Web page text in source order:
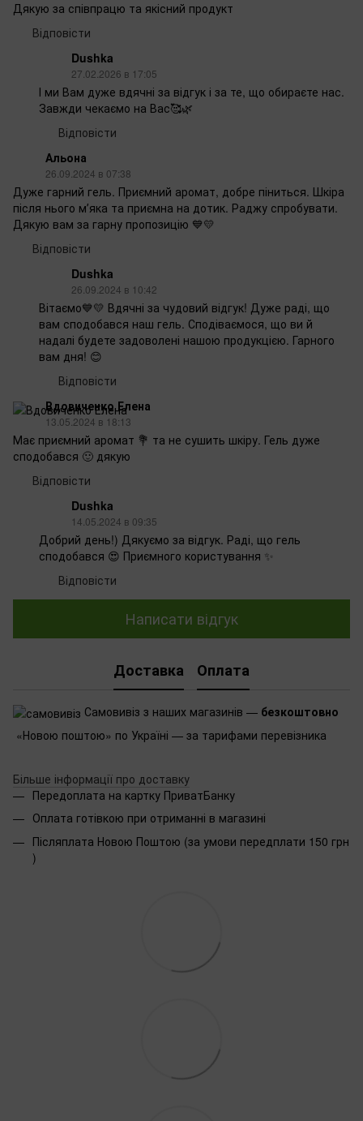
Дякую за співпрацю та якісний продукт
Відповісти
Dushka
27.02.2026 в 17:05
І ми Вам дуже вдячні за відгук і за те, що обираєте нас.
Завжди чекаємо на Вас🥰🌿
Відповісти
Альона
26.09.2024 в 07:38
Дуже гарний гель. Приємний аромат, добре піниться. Шкіра
після нього мʼяка та приємна на дотик. Раджу спробувати.
Дякую вам за гарну пропозицію 💙💛
Відповісти
Dushka
26.09.2024 в 10:42
Вітаємо💙💛 Вдячні за чудовий відгук! Дуже раді, що
вам сподобався наш гель. Сподіваємося, що ви й
надалі будете задоволені нашою продукцією. Гарного
вам дня! 😊
Відповісти
Вдовиченко Елена
13.05.2024 в 18:13
Має приємний аромат 💐 та не сушить шкіру. Гель дуже
сподобався 🙂 дякую
Відповісти
Dushka
14.05.2024 в 09:35
Добрий день!) Дякуємо за відгук. Раді, що гель
сподобався 😍 Приємного користування ✨
Відповісти
Написати відгук
Доставка Оплата
Самовивіз з наших магазинів — безкоштовно
«Новою поштою» по Україні — за тарифами перевізника
Більше інформації про доставку
Передоплата на картку ПриватБанку
Оплата готівкою при отриманні в магазині
Післяплата Новою Поштою (за умови передплати 150 грн
)